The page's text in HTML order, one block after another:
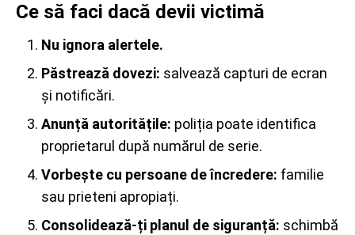
Ce să faci dacă devii victimă
Nu ignora alertele.
Păstrează dovezi: salvează capturi de ecran
și notificări.
Anunță autoritățile: poliția poate identifica
proprietarul după numărul de serie.
Vorbește cu persoane de încredere: familie
sau prieteni apropiați.
Consolidează-ți planul de siguranță: schimbă